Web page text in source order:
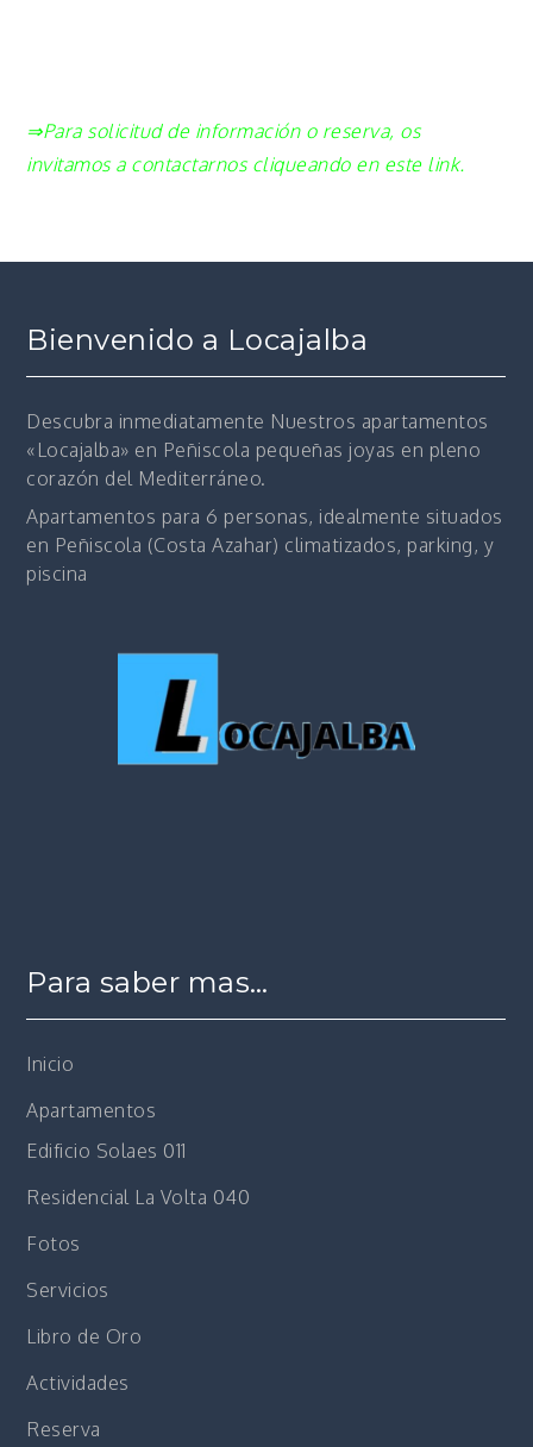
⇒Para solicitud de información o reserva, os
invitamos a contactarnos cliqueando en este link.
Bienvenido a Locajalba
Descubra inmediatamente Nuestros apartamentos
«Locajalba» en Peñiscola pequeñas joyas en pleno
corazón del Mediterráneo.
Apartamentos para 6 personas, idealmente situados
en Peñiscola (Costa Azahar) climatizados, parking, y
piscina
Para saber mas…
Inicio
Apartamentos
Edificio Solaes 011
Residencial La Volta 040
Fotos
Servicios
Libro de Oro
Actividades
Reserva